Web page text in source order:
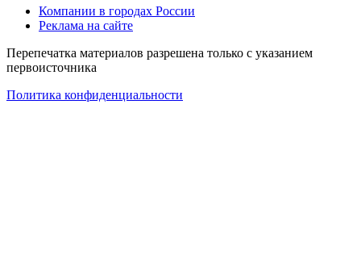
Компании в городах России
Реклама на сайте
Перепечатка материалов разрешена только с указанием
первоисточника
Политика конфиденциальности